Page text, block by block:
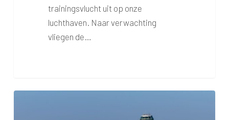
trainingsvlucht uit op onze
luchthaven. Naar verwachting
vliegen de…